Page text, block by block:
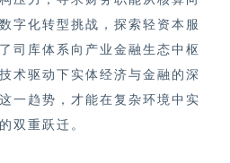
字化转型挑战，探索轻资本服
司库体系向产业金融生态中枢
术驱动下实体经济与金融的深
一趋势，才能在复杂环境中实
双重跃迁。